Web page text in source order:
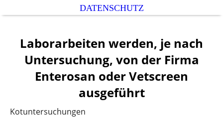
DATENSCHUTZ
Laborarbeiten werden, je nach
Untersuchung, von der Firma
Enterosan oder Vetscreen
ausgeführt
Kotuntersuchungen